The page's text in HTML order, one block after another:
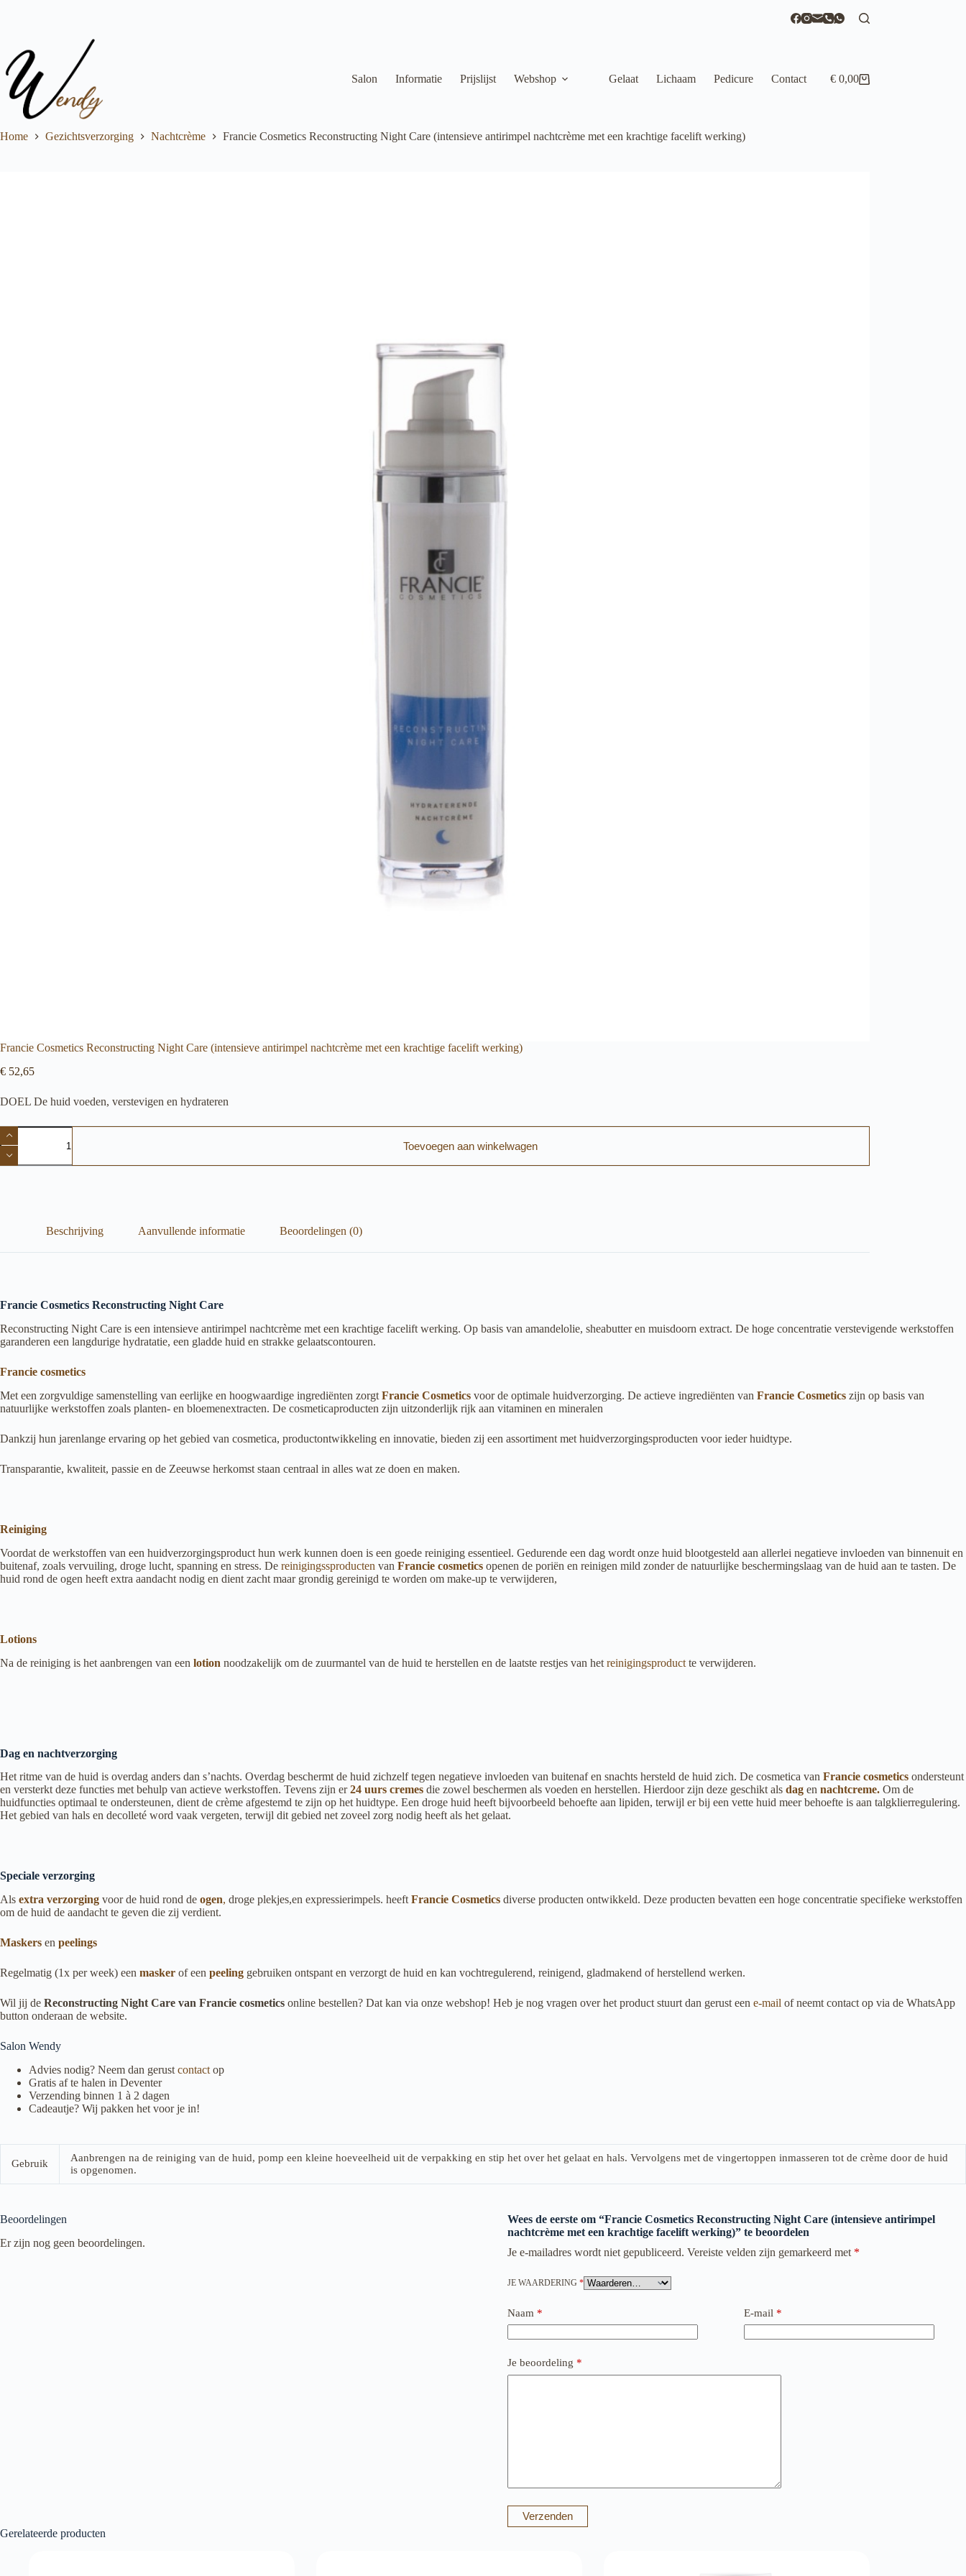
Salon Informatie Prijslijst Webshop Gelaat Lichaam Pedicure Contact Winkelwagen
€0,00
Home Gezichtsverzorging Nachtcrème Francie Cosmetics Reconstructing Night Care (intensieve antirimpel nachtcrème met een krachtige facelift werking)
Francie Cosmetics Reconstructing Night Care (intensieve antirimpel nachtcrème met een krachtige facelift werking)
€ 52,65
DOEL De huid voeden, verstevigen en hydrateren
Francie
Cosmetics
Reconstructing
Night
krachtige
Toevoegen aan winkelwagen
Beschrijving Aanvullende informatie Beoordelingen (0)
Francie Cosmetics Reconstructing Night Care
Reconstructing Night Care is een intensieve antirimpel nachtcrème met een krachtige facelift werking. Op basis van amandelolie, sheabutter en muisdoorn extract. De hoge concentratie verstevigende werkstoffen
garanderen een langdurige hydratatie, een gladde huid en strakke gelaatscontouren.
Francie cosmetics
Met een zorgvuldige samenstelling van eerlijke en hoogwaardige ingrediënten zorgt Francie Cosmetics voor de optimale huidverzorging. De actieve ingrediënten van Francie Cosmetics zijn op basis van
natuurlijke werkstoffen zoals planten- en bloemenextracten. De cosmeticaproducten zijn uitzonderlijk rijk aan vitaminen en mineralen
Dankzij hun jarenlange ervaring op het gebied van cosmetica, productontwikkeling en innovatie, bieden zij een assortiment met huidverzorgingsproducten voor ieder huidtype.
Transparantie, kwaliteit, passie en de Zeeuwse herkomst staan centraal in alles wat ze doen en maken.
Reiniging
Voordat de werkstoffen van een huidverzorgingsproduct hun werk kunnen doen is een goede reiniging essentieel. Gedurende een dag wordt onze huid blootgesteld aan allerlei negatieve invloeden van binnenuit en
buitenaf, zoals vervuiling, droge lucht, spanning en stress. De reinigingssproducten van Francie cosmetics openen de poriën en reinigen mild zonder de natuurlijke beschermingslaag van de huid aan te tasten. De
huid rond de ogen heeft extra aandacht nodig en dient zacht maar grondig gereinigd te worden om make-up te verwijderen,
Lotions
Na de reiniging is het aanbrengen van een lotion noodzakelijk om de zuurmantel van de huid te herstellen en de laatste restjes van het reinigingsproduct te verwijderen.
Dag en nachtverzorging
Het ritme van de huid is overdag anders dan s’nachts. Overdag beschermt de huid zichzelf tegen negatieve invloeden van buitenaf en snachts hersteld de huid zich. De cosmetica van Francie cosmetics ondersteunt
en versterkt deze functies met behulp van actieve werkstoffen. Tevens zijn er24 uurs cremes die zowel beschermen als voeden en herstellen. Hierdoor zijn deze geschikt als dag en nachtcreme. Om de
huidfuncties optimaal te ondersteunen, dient de crème afgestemd te zijn op het huidtype. Een droge huid heeft bijvoorbeeld behoefte aan lipiden, terwijl er bij een vette huid meer behoefte is aan talgklierregulering.
Het gebied van hals en decolleté word vaak vergeten, terwijl dit gebied net zoveel zorg nodig heeft als het gelaat.
Speciale verzorging
Als extra verzorging voor de huid rond de ogen, droge plekjes,en expressierimpels. heeft Francie Cosmetics diverse producten ontwikkeld. Deze producten bevatten een hoge concentratie specifieke werkstoffen
om de huid de aandacht te geven die zij verdient.
Maskers en peelings
Regelmatig (1x per week) een masker of een peeling gebruiken ontspant en verzorgt de huid en kan vochtregulerend, reinigend, gladmakend of herstellend werken.
Wil jij de Reconstructing Night Care van Francie cosmetics online bestellen? Dat kan via onze webshop! Heb je nog vragen over het product stuurt dan gerust een e-mail of neemt contact op via de WhatsApp
button onderaan de website.
Salon Wendy
Advies nodig? Neem dan gerust contact op
Gratis af te halen in Deventer
Verzending binnen 1 à 2 dagen
Cadeautje? Wij pakken het voor je in!
Gebruik
Aanbrengen na de reiniging van de huid, pomp een kleine hoeveelheid uit de verpakking en stip het over het gelaat en hals. Vervolgens met de vingertoppen inmasseren tot de crème door de huid
is opgenomen.
Beoordelingen
Er zijn nog geen beoordelingen.
Wees de eerste om “Francie Cosmetics Reconstructing Night Care (intensieve antirimpel
nachtcrème met een krachtige facelift werking)” te beoordelen
Je e-mailadres wordt niet gepubliceerd. Vereiste velden zijn gemarkeerd met *
JE WAARDERING *
Naam * E-mail *
Je beoordeling *
Verzenden
Gerelateerde producten